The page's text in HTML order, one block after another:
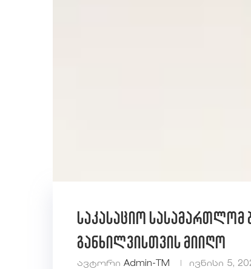
საკასაციო სასამართლომ
განხილვისთვის მიიღო
ავტორი Admin-TM ივნისი 5,